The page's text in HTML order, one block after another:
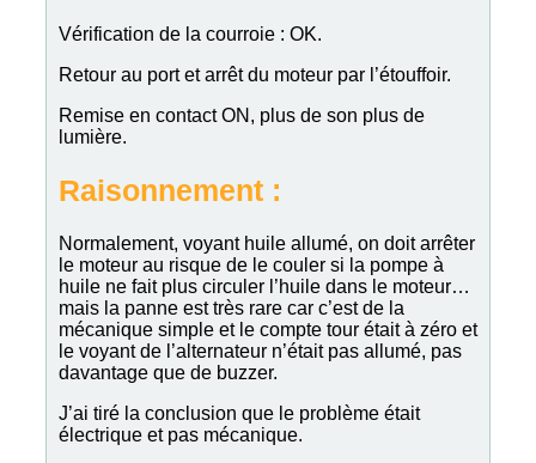
Vérification de la courroie : OK.
Retour au port et arrêt du moteur par l’étouffoir.
Remise en contact ON, plus de son plus de
lumière.
Raisonnement :
Normalement, voyant huile allumé, on doit arrêter
le moteur au risque de le couler si la pompe à
huile ne fait plus circuler l’huile dans le moteur…
mais la panne est très rare car c’est de la
mécanique simple et le compte tour était à zéro et
le voyant de l’alternateur n’était pas allumé, pas
davantage que de buzzer.
J’ai tiré la conclusion que le problème était
électrique et pas mécanique.